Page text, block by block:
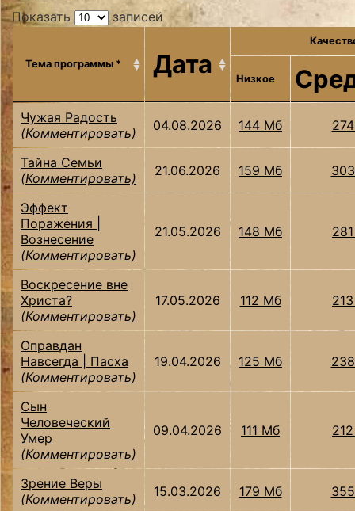
Показать записей
Тема программы * Дата
Низкое
Чужая Радость
(Комментировать)
04.08.2026 144 Мб
Тайна Семьи
(Комментировать)
21.06.2026 159 Мб
Эффект
Поражения |
Вознесение
(Комментировать)
21.05.2026 148 Мб
Воскресение вне
Христа?
(Комментировать)
17.05.2026 112 Мб
Оправдан
Навсегда | Пасха
(Комментировать)
19.04.2026 125 Мб
Сын
Человеческий
Умер
(Комментировать)
09.04.2026 111 Мб
Зрение Веры
(Комментировать)
15.03.2026 179 Мб